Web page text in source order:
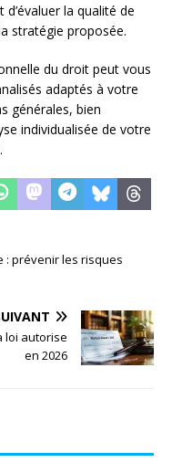
la qualité de
stratégie proposée.
du droit peut vous
adaptés à votre
générales, bien
individualisée de votre
: prévenir les risques
loi autorise
en 2026